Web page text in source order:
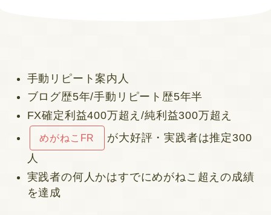
手動リピート案内人
ブログ歴5年/手動リピート歴5年半
FX確定利益400万超え/純利益300万超え
めがねこFR
が大好評・実践者は推定300
人
実践者の何人かはすでにめがねこ超えの成績
を達成